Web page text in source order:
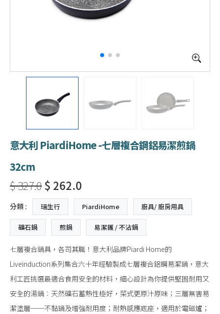
意大利 PiardiHome -七層複合鋼鋁易潔煎鍋
32cm
$ 327.0$ 262.0
分類 : 瑞生行 PiardiHome 廚具/ 廚房用具
礦石鍋 煎鍋 易潔鑊 / 不沾鍋
七層複合鍋具，各司其職！意大利品牌Piardi Home的
Liveinduction系列集合六十年經驗製成七層複合鋁鋼易潔鍋，意大
利工匠挑選最適合食用安全的材料，細心設計為你提供堅固耐用又
安全的湯鍋︰天然礦石蓄熱性極好，菜式更原汁原味；三層無害易
潔塗層──不黏鍋及增強耐用度；耐熱感應底座，適用於電磁爐；